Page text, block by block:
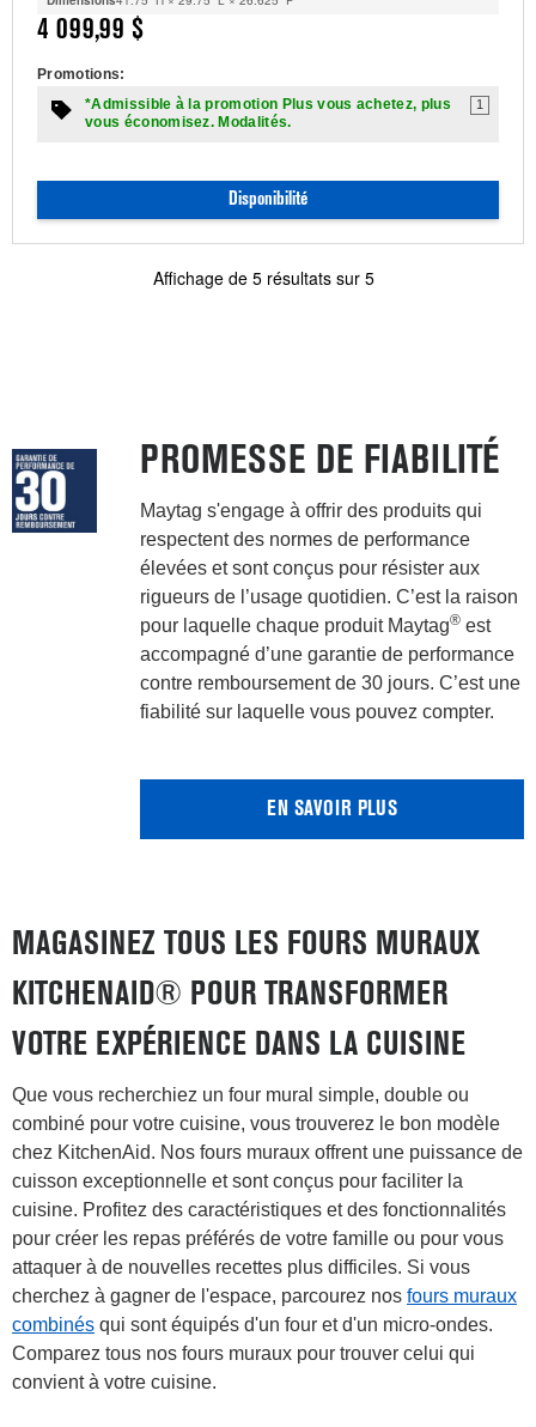
4 099,99 $
Promotions:
*Admissible à la promotion Plus vous achetez, plus
vous économisez. Modalités.
1
Disponibilité
Affichage de 5résultats sur 5
PROMESSE DE FIABILITÉ
Maytag s'engage à offrir des produits qui
respectent des normes de performance
élevées et sont conçus pour résister aux
rigueurs de l’usage quotidien. C’est la raison
pour laquelle chaque produit Maytag®est
accompagné d’une garantie de performance
contre remboursement de 30 jours. C’est une
fiabilité sur laquelle vous pouvez compter.
EN SAVOIR PLUS
MAGASINEZ TOUS LES FOURS MURAUX
KITCHENAID® POUR TRANSFORMER
VOTRE EXPÉRIENCE DANS LA CUISINE
Que vous recherchiez un four mural simple, double ou
combiné pour votre cuisine, vous trouverez le bon modèle
chez KitchenAid. Nos fours muraux offrent une puissance de
cuisson exceptionnelle et sont conçus pour faciliter la
cuisine. Profitez des caractéristiques et des fonctionnalités
pour créer les repas préférés de votre famille ou pour vous
attaquer à de nouvelles recettes plus difficiles. Si vous
cherchez à gagner de l'espace, parcourez nos fours muraux
combinés qui sont équipés d'un four et d'un micro-ondes.
Comparez tous nos fours muraux pour trouver celui qui
convient à votre cuisine.